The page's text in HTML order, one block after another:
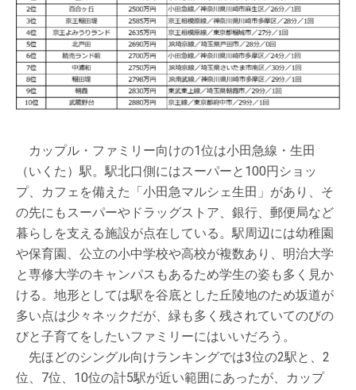
カップル・ファミリー向けの1位は小田急線・生田
（いくた）駅。駅北口側にはスーパーと100円ショッ
プ、カフェを備えた「小田急マルシェ生田」があり、そ
の先にもスーパーやドラッグストア、銀行、郵便局など
暮らしを支える施設が点在している。駅周辺には幼稚園
や保育園、公立の小中学校や高校が複数あり、明治大学
と専修大学のキャンパスもあるため学生の姿も多く見か
ける。地形としては駅を谷底とした丘陵地のため坂道が
多い点は少々ネックだが、緑も多く残されていてのびの
びと子育てをしたいファミリーにはいいだろう。
先ほどのシングル向けランキングでは3位の2駅と、2
位、7位、10位の計5駅が近い範囲にあったが、カップ